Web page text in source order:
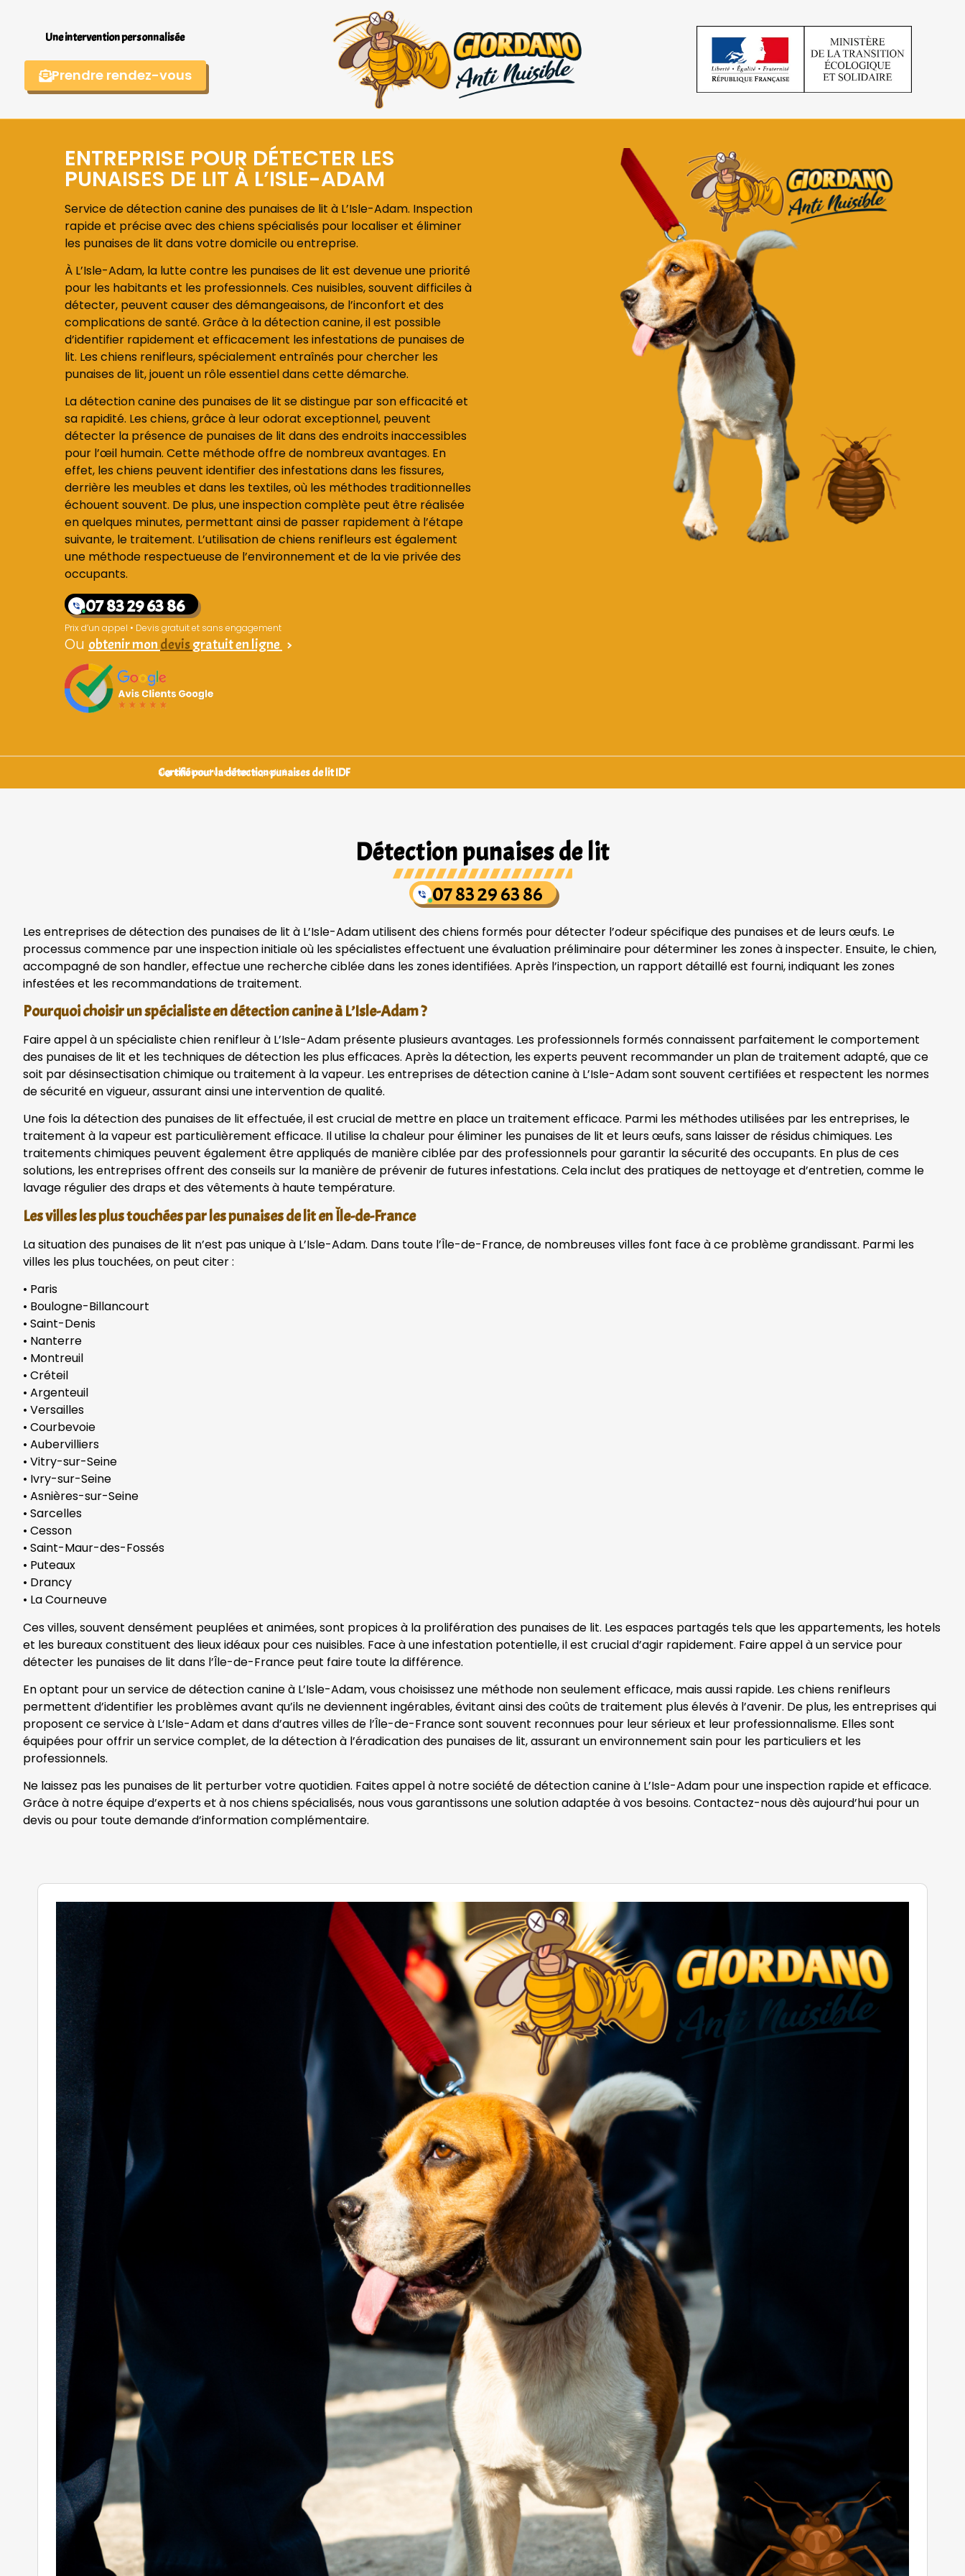
Une intervention personnalisée
Prendre rendez-vous
ENTREPRISE POUR DÉTECTER LES
PUNAISES DE LIT À L’ISLE-ADAM
Service de détection canine des punaises de lit à L’Isle-Adam. Inspection
rapide et précise avec des chiens spécialisés pour localiser et éliminer
les punaises de lit dans votre domicile ou entreprise.
À L’Isle-Adam, la lutte contre les punaises de lit est devenue une priorité
pour les habitants et les professionnels. Ces nuisibles, souvent difficiles à
détecter, peuvent causer des démangeaisons, de l’inconfort et des
complications de santé. Grâce à la détection canine, il est possible
d’identifier rapidement et efficacement les infestations de punaises de
lit. Les chiens renifleurs, spécialement entraînés pour chercher les
punaises de lit, jouent un rôle essentiel dans cette démarche.
La détection canine des punaises de lit se distingue par son efficacité et
sa rapidité. Les chiens, grâce à leur odorat exceptionnel, peuvent
détecter la présence de punaises de lit dans des endroits inaccessibles
pour l’œil humain. Cette méthode offre de nombreux avantages. En
effet, les chiens peuvent identifier des infestations dans les fissures,
derrière les meubles et dans les textiles, où les méthodes traditionnelles
échouent souvent. De plus, une inspection complète peut être réalisée
en quelques minutes, permettant ainsi de passer rapidement à l’étape
suivante, le traitement. L’utilisation de chiens renifleurs est également
une méthode respectueuse de l’environnement et de la vie privée des
occupants.
07 83 29 63 86
Prix d’un appel • Devis gratuit et sans engagement
Ou obtenir mon devis gratuit en ligne >
Certifié pour la détection punaises de lit IDF
Signataires d’une charte qualité
Détection punaises de lit
07 83 29 63 86
Les entreprises de détection des punaises de lit à L’Isle-Adam utilisent des chiens formés pour détecter l’odeur spécifique des punaises et de leurs œufs. Le
processus commence par une inspection initiale où les spécialistes effectuent une évaluation préliminaire pour déterminer les zones à inspecter. Ensuite, le chien,
accompagné de son handler, effectue une recherche ciblée dans les zones identifiées. Après l’inspection, un rapport détaillé est fourni, indiquant les zones
infestées et les recommandations de traitement.
Pourquoi choisir un spécialiste en détection canine à L’Isle-Adam ?
Faire appel à un spécialiste chien renifleur à L’Isle-Adam présente plusieurs avantages. Les professionnels formés connaissent parfaitement le comportement
des punaises de lit et les techniques de détection les plus efficaces. Après la détection, les experts peuvent recommander un plan de traitement adapté, que ce
soit par désinsectisation chimique ou traitement à la vapeur. Les entreprises de détection canine à L’Isle-Adam sont souvent certifiées et respectent les normes
de sécurité en vigueur, assurant ainsi une intervention de qualité.
Une fois la détection des punaises de lit effectuée, il est crucial de mettre en place un traitement efficace. Parmi les méthodes utilisées par les entreprises, le
traitement à la vapeur est particulièrement efficace. Il utilise la chaleur pour éliminer les punaises de lit et leurs œufs, sans laisser de résidus chimiques. Les
traitements chimiques peuvent également être appliqués de manière ciblée par des professionnels pour garantir la sécurité des occupants. En plus de ces
solutions, les entreprises offrent des conseils sur la manière de prévenir de futures infestations. Cela inclut des pratiques de nettoyage et d’entretien, comme le
lavage régulier des draps et des vêtements à haute température.
Les villes les plus touchées par les punaises de lit en Île-de-France
La situation des punaises de lit n’est pas unique à L’Isle-Adam. Dans toute l’Île-de-France, de nombreuses villes font face à ce problème grandissant. Parmi les
villes les plus touchées, on peut citer :
• Paris
• Boulogne-Billancourt
• Saint-Denis
• Nanterre
• Montreuil
• Créteil
• Argenteuil
• Versailles
• Courbevoie
• Aubervilliers
• Vitry-sur-Seine
• Ivry-sur-Seine
• Asnières-sur-Seine
• Sarcelles
• Cesson
• Saint-Maur-des-Fossés
• Puteaux
• Drancy
• La Courneuve
Ces villes, souvent densément peuplées et animées, sont propices à la prolifération des punaises de lit. Les espaces partagés tels que les appartements, les hotels
et les bureaux constituent des lieux idéaux pour ces nuisibles. Face à une infestation potentielle, il est crucial d’agir rapidement. Faire appel à un service pour
détecter les punaises de lit dans l’Île-de-France peut faire toute la différence.
En optant pour un service de détection canine à L’Isle-Adam, vous choisissez une méthode non seulement efficace, mais aussi rapide. Les chiens renifleurs
permettent d’identifier les problèmes avant qu’ils ne deviennent ingérables, évitant ainsi des coûts de traitement plus élevés à l’avenir. De plus, les entreprises qui
proposent ce service à L’Isle-Adam et dans d’autres villes de l’Île-de-France sont souvent reconnues pour leur sérieux et leur professionnalisme. Elles sont
équipées pour offrir un service complet, de la détection à l’éradication des punaises de lit, assurant un environnement sain pour les particuliers et les
professionnels.
Ne laissez pas les punaises de lit perturber votre quotidien. Faites appel à notre société de détection canine à L’Isle-Adam pour une inspection rapide et efficace.
Grâce à notre équipe d’experts et à nos chiens spécialisés, nous vous garantissons une solution adaptée à vos besoins. Contactez-nous dès aujourd’hui pour un
devis ou pour toute demande d’information complémentaire.